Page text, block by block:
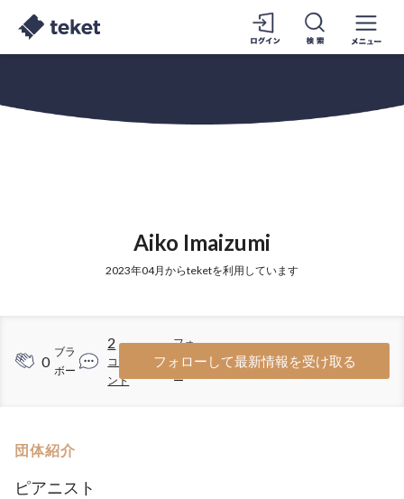
Aiko Imaizumi
2023年04月からteketを利用しています
0
ブラ
ボー
2
コメ
ント
2
フォ
ロワ
ー
フォローして最新情報を受け取る
団体紹介
ピアニスト